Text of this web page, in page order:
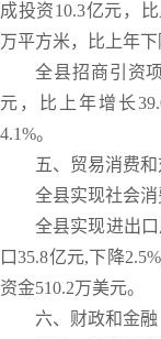
成投资10.3亿元，
万平方米，比上年下
全县招商引资
元，比上年增长
4.1%。
五、贸易消费
全县实现社会消
全县实现进出
口35.8亿元,下降
资金510.2万美元。
六、财政和金融